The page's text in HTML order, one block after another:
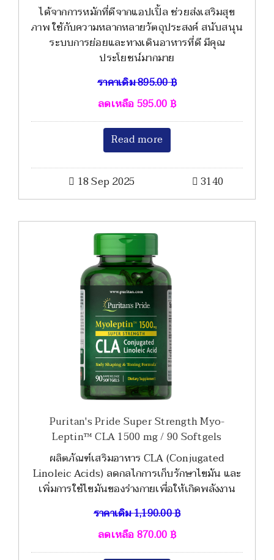
ได้จากการหมักที่ดีจากแอปเปิ้ล ช่วยส่งเสริมสุข
ภาพ ใช้กับความหลากหลายวัตถุประสงค์ สนับสนุน
ระบบการย่อยและทางเดินอาหารที่ดี มีคุณ
ประโยชน์มากมาย
ราคาเดิม895.00฿
ลดเหลือ595.00฿
Read more
18 Sep 2025 3140
Puritan's Pride Super Strength Myo-
Leptin™ CLA 1500 mg / 90 Softgels
ผลิตภัณฑ์เสริมอาหาร CLA (Conjugated
Linoleic Acids) ลดกลไกการเก็บรักษาไขมัน และ
เพิ่มการใช้ไขมันของร่างกายเพื่อให้เกิดพลังงาน
ราคาเดิม1,190.00฿
ลดเหลือ870.00฿